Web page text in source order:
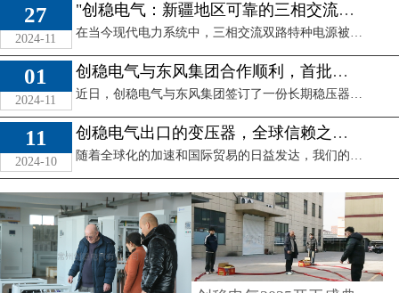
27
2024-11
"创稳电气：新疆地区可靠的三相交流双路特种电源供应商"
在当今现代电力系统中，三相交流双路特种电源被认为是电力设备中至关重要的一部分。它不仅对电力负载的稳定性和安全性起着关键作用，还能为工业和商业用户提供稳 ...
01
2024-11
创稳电气与东风集团合作顺利，首批验货成功！
近日，创稳电气与东风集团签订了一份长期稳压器供应合同，标志着双方合作关系得以进一步加强。作为东风集团旗下的一个工厂，该工厂长期面临电压过低的问题，为保 ...
11
2024-10
创稳电气出口的变压器，全球信赖之选！
随着全球化的加速和国际贸易的日益发达，我们的变压器已经远销海外，迈向世界舞台。我们深知，品质与创新是打开国际市场的关键，因此我们致力于提供最优质的变压 ...
出口为什么要用变压
器？三相460V 400V变
208V变压器出口美国
创稳电气2025开工盛
典：新征程，再启航
查看详情
"创稳电气：新疆地区
可靠的三相交流双路特
种电源供应商"
查看详情